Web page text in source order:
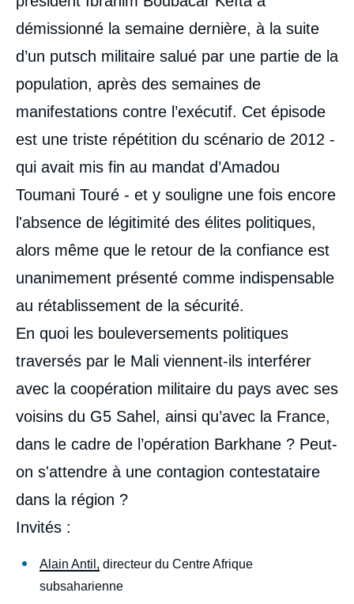
démissionné la semaine dernière, à la suite
d’un putsch militaire salué par une partie de la
population, après des semaines de
manifestations contre l’exécutif. Cet épisode
est une triste répétition du scénario de 2012 -
qui avait mis fin au mandat d’Amadou
Toumani Touré - et y souligne une fois encore
l'absence de légitimité des élites politiques,
alors même que le retour de la confiance est
unanimement présenté comme indispensable
au rétablissement de la sécurité.
En quoi les bouleversements politiques
traversés par le Mali viennent-ils interférer
avec la coopération militaire du pays avec ses
voisins du G5 Sahel, ainsi qu’avec la France,
dans le cadre de l’opération Barkhane ? Peut-
on s'attendre à une contagion contestataire
dans la région ?
Invités :
Alain Antil, directeur du Centre Afrique
subsaharienne